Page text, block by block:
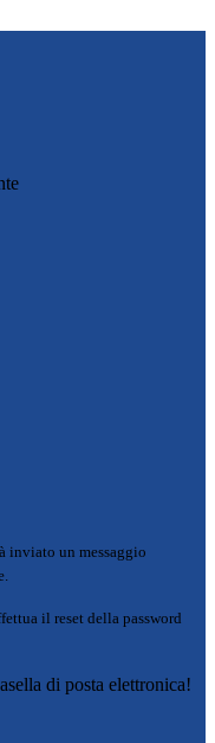
inviato un messaggio
il reset della password
di posta elettronica!